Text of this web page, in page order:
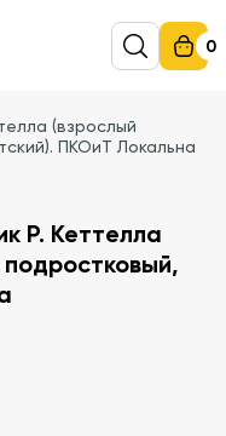
0
(взрослый
ПКОиТ Локальна
Р. Кеттелла